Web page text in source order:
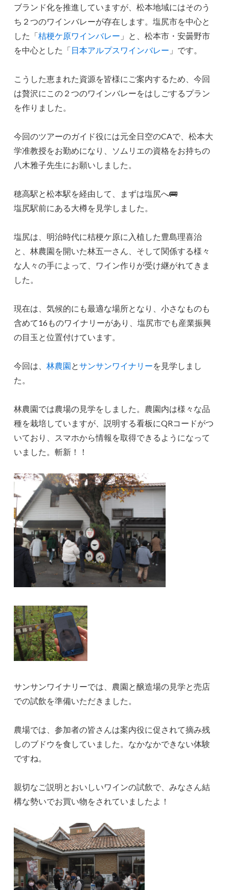
ブランド化を推進していますが、松本地域にはそのう
ち２つのワインバレーが存在します。塩尻市を中心と
した「桔梗ケ原ワインバレー 」と、松本市・安曇野市
を中心とした「日本アルプスワインバレー 」です。
こうした恵まれた資源を皆様にご案内するため、今回
は贅沢にこの２つのワインバレーをはしごするプラン
を作りました。
今回のツアーのガイド役には元全日空のCAで、松本大
学准教授をお勤めになり、ソムリエの資格をお持ちの
八木雅子先生にお願いしました。
穂高駅と松本駅を経由して、まずは塩尻へ🚌
塩尻駅前にある大樽を見学しました。
塩尻は、明治時代に桔梗ケ原に入植した豊島理喜治
と、林農園を開いた林五一さん、そして関係する様々
な人々の手によって、ワイン作りが受け継がれてきま
した。
現在は、気候的にも最適な場所となり、小さなものも
含めて16ものワイナリーがあり、塩尻市でも産業振興
の目玉と位置付けています。
今回は、林農園 とサンサンワイナリーを見学しまし
た。
林農園では農場の見学をしました。農園内は様々な品
種を栽培していますが、説明する看板にQRコードがつ
いており、スマホから情報を取得できるようになって
いました。斬新！！
サンサンワイナリーでは、農園と醸造場の見学と売店
での試飲を準備いただきました。
農場では、参加者の皆さんは案内役に促されて摘み残
しのブドウを食していました。なかなかできない体験
ですね。
親切なご説明とおいしいワインの試飲で、みなさん結
構な勢いでお買い物をされていましたよ！